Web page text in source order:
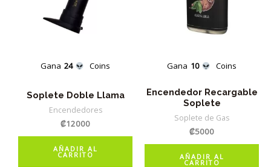
Gana 24 Coins
Soplete Doble Llama
Encendedores
₡12000
AÑADIR AL
CARRITO
Gana 10 Coins
Encendedor Recargable
Soplete
Soplete de Gas
₡5000
AÑADIR AL
CARRITO